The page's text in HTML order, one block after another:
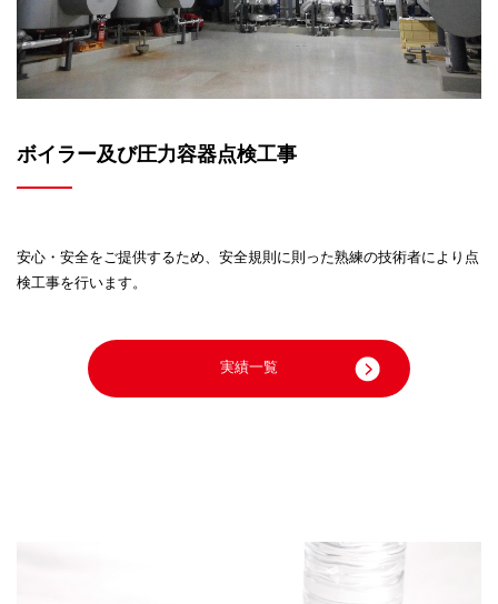
ボイラー及び圧力容器点検工事
安心・安全をご提供するため、安全規則に則った熟練の技術者により点
検工事を行います。
実績一覧